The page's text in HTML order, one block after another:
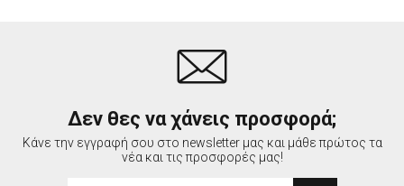
Δεν θες να χάνεις προσφορά;
Κάνε την εγγραφή σου στο newsletter μας και μάθε πρώτος τα
νέα και τις προσφορές μας!